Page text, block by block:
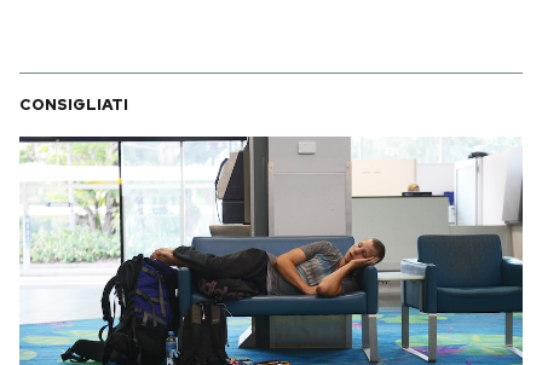
CONSIGLIATI